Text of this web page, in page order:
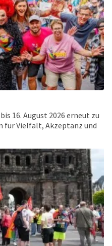
16. August 2026 erneut zu
für Vielfalt, Akzeptanz und